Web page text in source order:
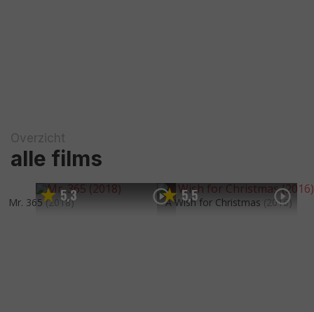
Overzicht
alle films
5,3
Mr. 365 (2018) 5,5
A Wish for Christmas (2016)